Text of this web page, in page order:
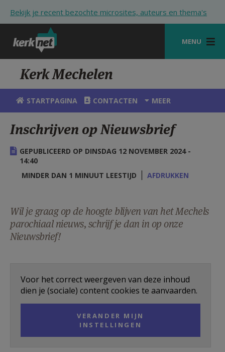
Bekijk je recent bezochte microsites, auteurs en thema's
MENU
STARTPAGINA
KERK
VIERINGEN
SHOP
ZOEKEN
HULP
MIJN PAROCHIE
AANMELDEN OF REGISTREREN
Kerk Mechelen
STARTPAGINA CONTACTEN MEER
Inschrijven op Nieuwsbrief
GEPUBLICEERD OP DINSDAG 12 NOVEMBER 2024 -
14:40
MINDER DAN 1 MINUUT LEESTIJD
AFDRUKKEN
Wil je graag op de hoogte blijven van het Mechels
parochiaal nieuws, schrijf je dan in op onze
Nieuwsbrief!
Voor het correct weergeven van deze inhoud
dien je (sociale) content cookies te aanvaarden.
VERANDER MIJN
INSTELLINGEN